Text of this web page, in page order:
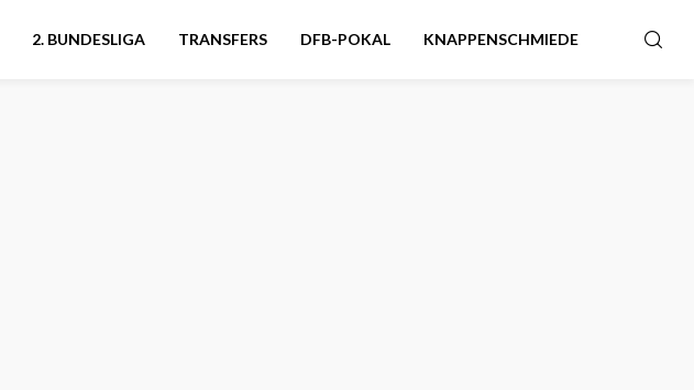
2. BUNDESLIGA TRANSFERS DFB-POKAL KNAPPENSCHMIEDE